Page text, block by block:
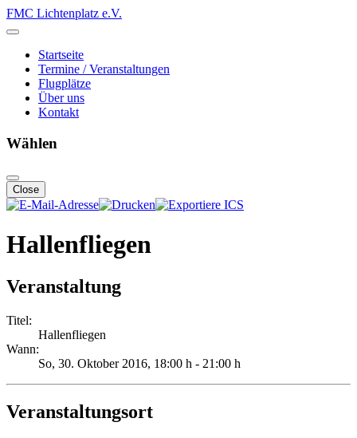
FMC Lichtenplatz e.V.
Startseite
Termine / Veranstaltungen
Flugplätze
Über uns
Kontakt
Wählen
Close
Hallenfliegen
Veranstaltung
Titel:
Hallenfliegen
Wann:
So, 30. Oktober 2016, 18:00 h - 21:00 h
Veranstaltungsort